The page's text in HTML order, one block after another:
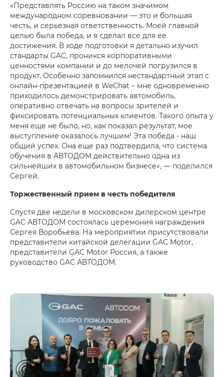
«Представлять Россию на таком значимом
международном соревновании — это и большая
честь, и серьезная ответственность. Моей главной
целью была победа, и я сделал все для ее
достижения. В ходе подготовки я детально изучил
стандарты GAC, проникся корпоративными
ценностями компании и до мелочей погрузился в
продукт. Особенно запомнился нестандартный этап с
онлайн-презентацией в WeChat – мне одновременно
приходилось демонстрировать автомобиль,
оперативно отвечать на вопросы зрителей и
фиксировать потенциальных клиентов. Такого опыта у
меня еще не было, но, как показал результат, мое
выступление оказалось лучшим! Эта победа - наш
общий успех. Она еще раз подтвердила, что система
обучения в АВТОДОМ действительно одна из
сильнейших в автомобильном бизнесе», — поделился
Сергей.
Торжественный прием в честь победителя
Спустя две недели в московском дилерском центре
GAC АВТОДОМ состоялась церемония награждения
Сергея Воробьева. На мероприятии присутствовали
представители китайской делегации GAC Motor,
представители GAC Motor Россия, а также
руководство GAC АВТОДОМ.